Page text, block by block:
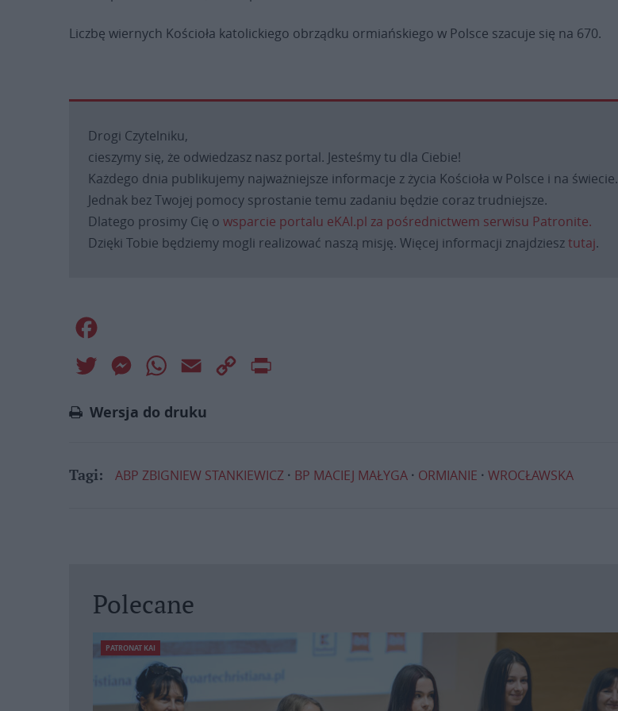
Liczbę wiernych Kościoła katolickiego obrządku ormiańskiego w Polsce szacuje się na 670.
Drogi Czytelniku,
cieszymy się, że odwiedzasz nasz portal. Jesteśmy tu dla Ciebie!
Każdego dnia publikujemy najważniejsze informacje z życia Kościoła w Polsce i na świecie.
Jednak bez Twojej pomocy sprostanie temu zadaniu będzie coraz trudniejsze.
Dlatego prosimy Cię o wsparcie portalu eKAI.pl za pośrednictwem serwisu Patronite.
Dzięki Tobie będziemy mogli realizować naszą misję. Więcej informacji znajdziesztutaj.
Twitter MessengerWhatsApp
Email
Copy
Wersja do druku
Tagi: ABP ZBIGNIEW STANKIEWICZ BP MACIEJ MAŁYGA ORMIANIE WROCŁAWSKA
Polecane
PATRONAT KAI